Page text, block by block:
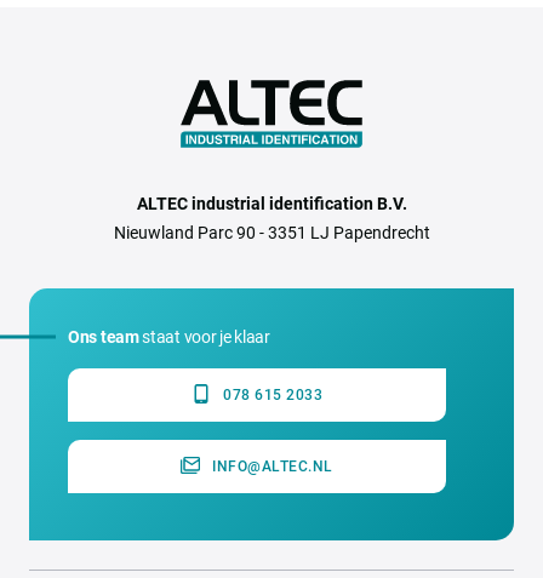
ALTEC industrial identification B.V.
Nieuwland Parc 90 - 3351 LJ Papendrecht
Ons teamstaat voor je klaar
078 615 2033
INFO@ALTEC.NL